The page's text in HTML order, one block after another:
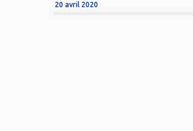
20 avril 2020